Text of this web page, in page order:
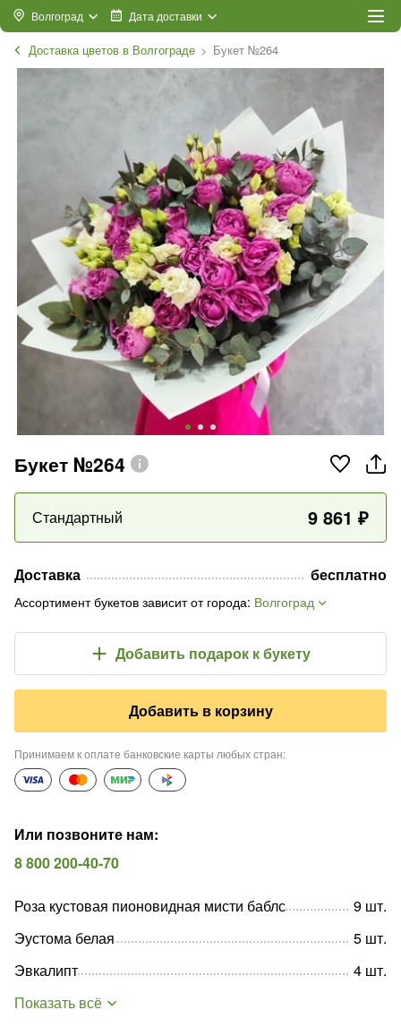
Волгоград Дата доставки
Доставка цветов в Волгограде Букет №264
Букет №264
Стандартный 9 861 ₽
Доставка бесплатно
Ассортимент букетов зависит от города: Волгоград
Добавить подарок к букету
Добавить в корзину
Принимаем к оплате банковские карты любых стран:
Или позвоните нам:
8 800 200-40-70
Роза кустовая пионовидная мисти баблс 9 шт.
Эустома белая
5 шт.
Эвкалипт
4 шт.
Показать всё